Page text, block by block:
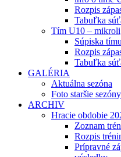
Rozpis
Tabuľka
Tím U10 –
Súpiska
Rozpis
Tabuľka
GALÉRIA
Aktuálna sezóna
Foto staršie sezóny
ARCHIV
Hracie obdobie
Zoznam
Rozpis
Prípravné